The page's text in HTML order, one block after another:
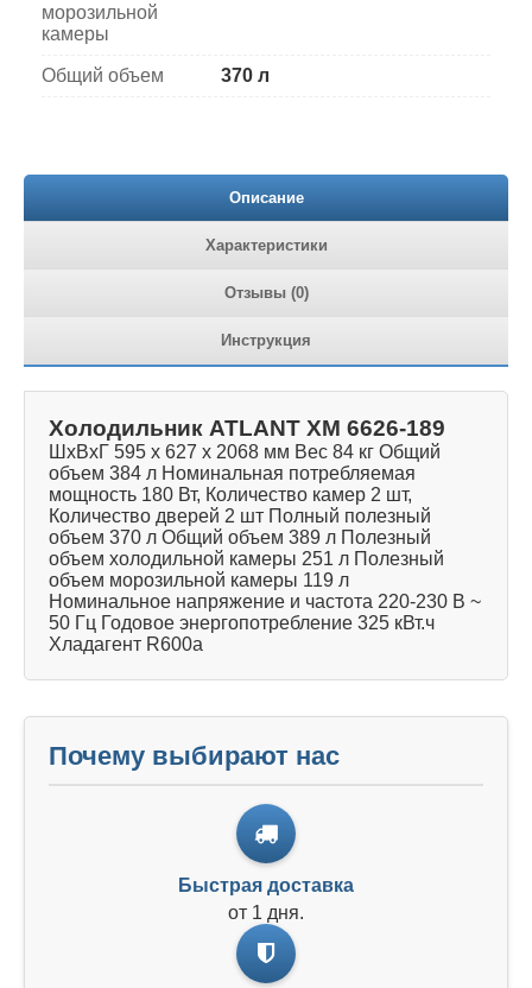
морозильной
камеры
Общий объем 370 л
Описание
Характеристики
Отзывы (0)
Инструкция
Холодильник ATLANT ХМ 6626-189
ШхВхГ 595 х 627 х 2068 мм Вес 84 кг Общий
объем 384 л Номинальная потребляемая
мощность 180 Вт, Количество камер 2 шт,
Количество дверей 2 шт Полный полезный
объeм 370 л Общий объем 389 л Полезный
объем холодильной камеры 251 л Полезный
объем морозильной камеры 119 л
Номинальное напряжение и частота 220-230 В ~
50 Гц Годовое энергопотребление 325 кВт.ч
Хладагент R600a
Почему выбирают нас
Быстрая доставка
от 1 дня.